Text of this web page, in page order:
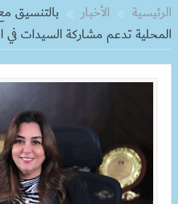
الرئيسية الأخبار
بالتنسيق
المحلية تدعم مشاركة السيدات في